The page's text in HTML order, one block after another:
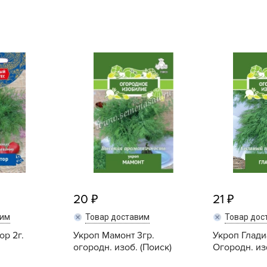
2г.
20
Товар доставим
Укроп Мамонт 3гр.
огородн. изоб. (Поиск)
21
Товар
Укроп
Огородн.